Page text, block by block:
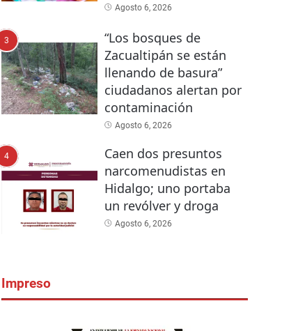
Agosto 6, 2026
3
“Los bosques de
Zacualtipán se están
llenando de basura”
ciudadanos alertan por
contaminación
Agosto 6, 2026
4
Caen dos presuntos
narcomenudistas en
Hidalgo; uno portaba
un revólver y droga
Agosto 6, 2026
Impreso